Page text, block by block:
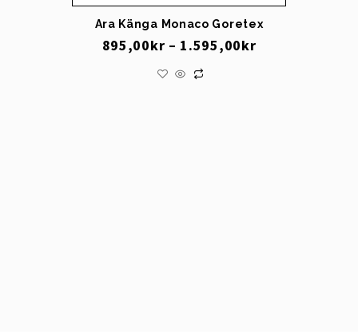
Ara Känga Monaco Goretex
895,00kr – 1.595,00kr